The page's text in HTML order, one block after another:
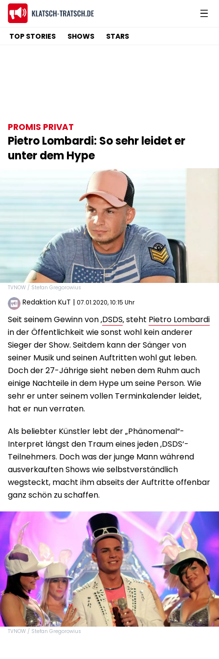
TOP STORIES SHOWS STARS
PROMIS PRIVAT
Pietro Lombardi: So sehr leidet er
unter dem Hype
TVNOW / Stefan Gregorowius
Redaktion KuT | 07.01.2020, 10:15 Uhr
Seit seinem Gewinn von ‚DSDS‚ steht Pietro Lombardi
in der Öffentlichkeit wie sonst wohl kein anderer
Sieger der Show. Seitdem kann der Sänger von
seiner Musik und seinen Auftritten wohl gut leben.
Doch der 27-Jährige sieht neben dem Ruhm auch
einige Nachteile in dem Hype um seine Person. Wie
sehr er unter seinem vollen Terminkalender leidet,
hat er nun verraten.
Als beliebter Künstler lebt der „Phänomenal“-
Interpret längst den Traum eines jeden ‚DSDS‘-
Teilnehmers. Doch was der junge Mann während
ausverkauften Shows wie selbstverständlich
wegsteckt, macht ihm abseits der Auftritte offenbar
ganz schön zu schaffen.
TVNOW / Stefan Gregorowius